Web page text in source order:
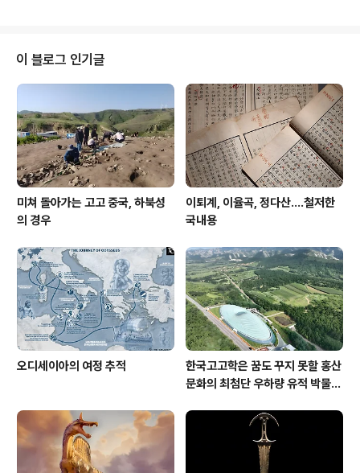
이 블로그 인기글
미쳐 돌아가는 고고 중국, 하북성
의 경우
이퇴계, 이율곡, 정다산....철저한
국내용
오디세이아의 여정 추적
한국고고학은 꿈도 꾸지 못할 홍산
문화의 최첨단 우하량 유적 박물관